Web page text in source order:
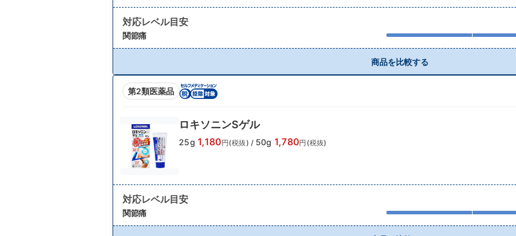
対応レベル目安
関節痛
商品を比較する
第2類医薬品
ロキソニンSゲル
25g 1,180円(税抜) / 50g 1,780円(税抜)
対応レベル目安
関節痛